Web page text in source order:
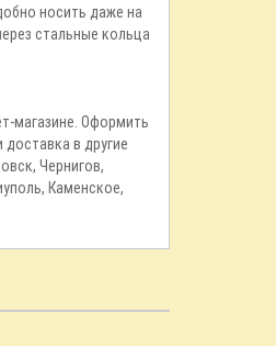
носить даже на
стальные кольца
магазине. Оформить
в другие
Чернигов,
Каменское,